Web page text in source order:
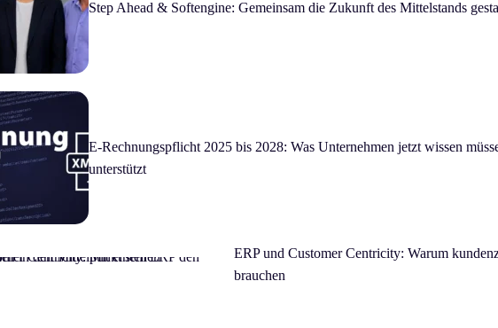
Step Ahead & Softengine: Gemeinsam die Zukunft des Mittelstands
E-Rechnungspflicht 2025 bis 2028: Was Unternehmen jetzt wissen
unterstützt
ERP und Customer Centricity: Warum
brauchen